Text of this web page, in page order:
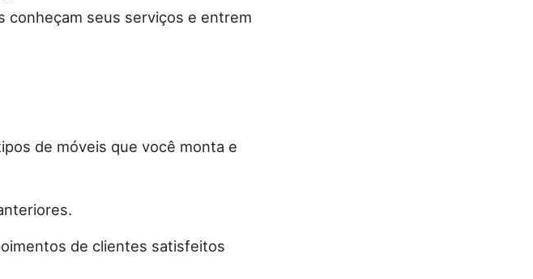
conheçam seus serviços e entrem
de móveis que você monta e
de clientes satisfeitos